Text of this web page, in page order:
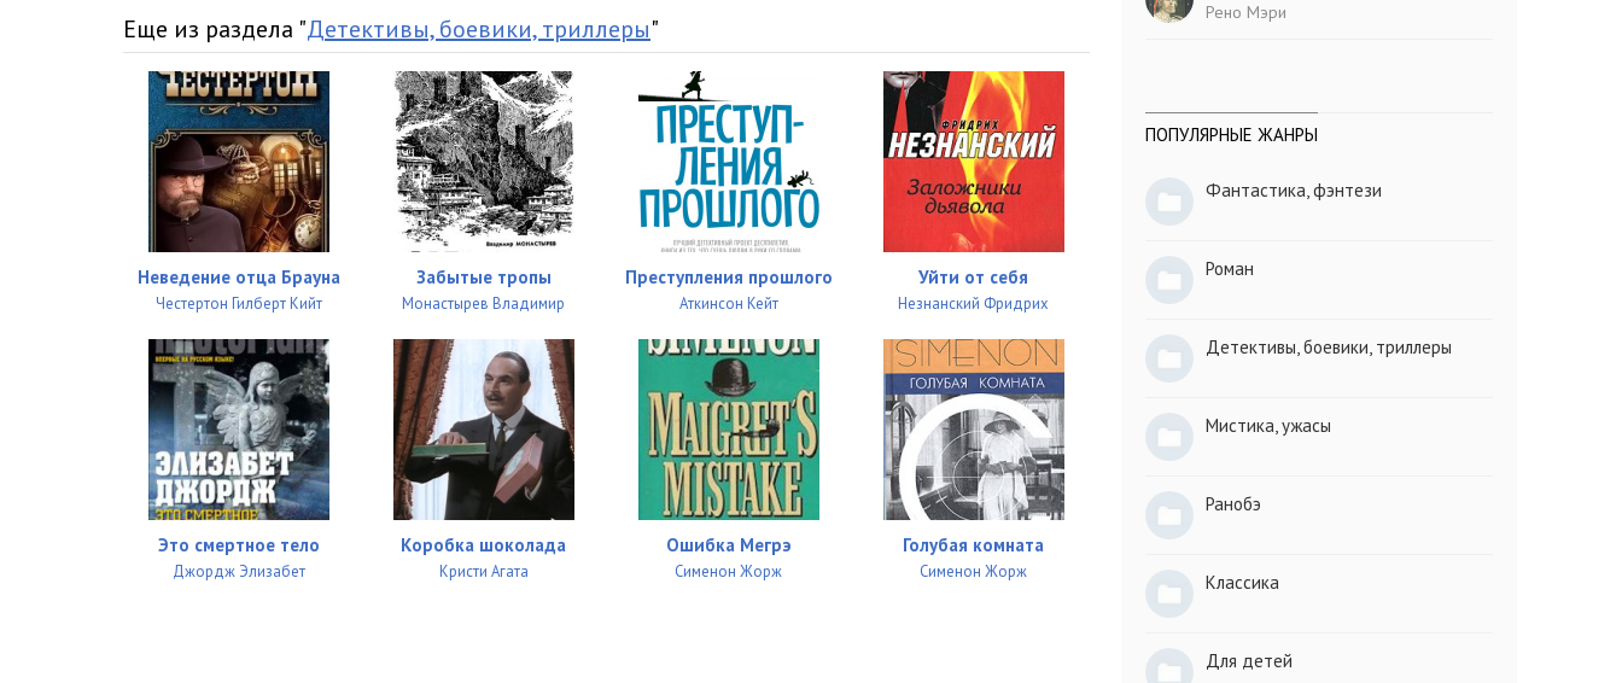
24_Chasy_pribili_polnoch 07:59
25_Chasy_pribili_polnoch
26_Chasy_pribili_polnoch 26:15
27_Chasy_pribili_polnoch
28_Chasy_pribili_polnoch 15:57
29_Chasy_pribili_polnoch
30_Chasy_pribili_polnoch 25:04
31_Chasy_pribili_polnoch 13:47
32_Chasy_pribili_polnoch 20:38
33_Chasy_pribili_polnoch 22:24
34_Chasy_pribili_polnoch
35_Chasy_pribili_polnoch
Еще из раздела "Детективы, боевики, триллеры"
Неведение отца Брауна
Честертон Гилберт Кийт
Забытые тропы
Монастырев Владимир
Преступления прошлого
Аткинсон Кейт
Уйти от себя
Незнанский Фридрих
Это смертное тело
Джордж Элизабет
Коробка шоколада
Кристи Агата
Ошибка Мегрэ
Сименон Жорж
Голубая комната
Сименон Жорж
Рено Мэри
ПОПУЛЯРНЫЕ ЖАНРЫ
Фантастика, фэнтези
Роман
Детективы, боевики, триллеры
Мистика, ужасы
Ранобэ
Классика
Для детей